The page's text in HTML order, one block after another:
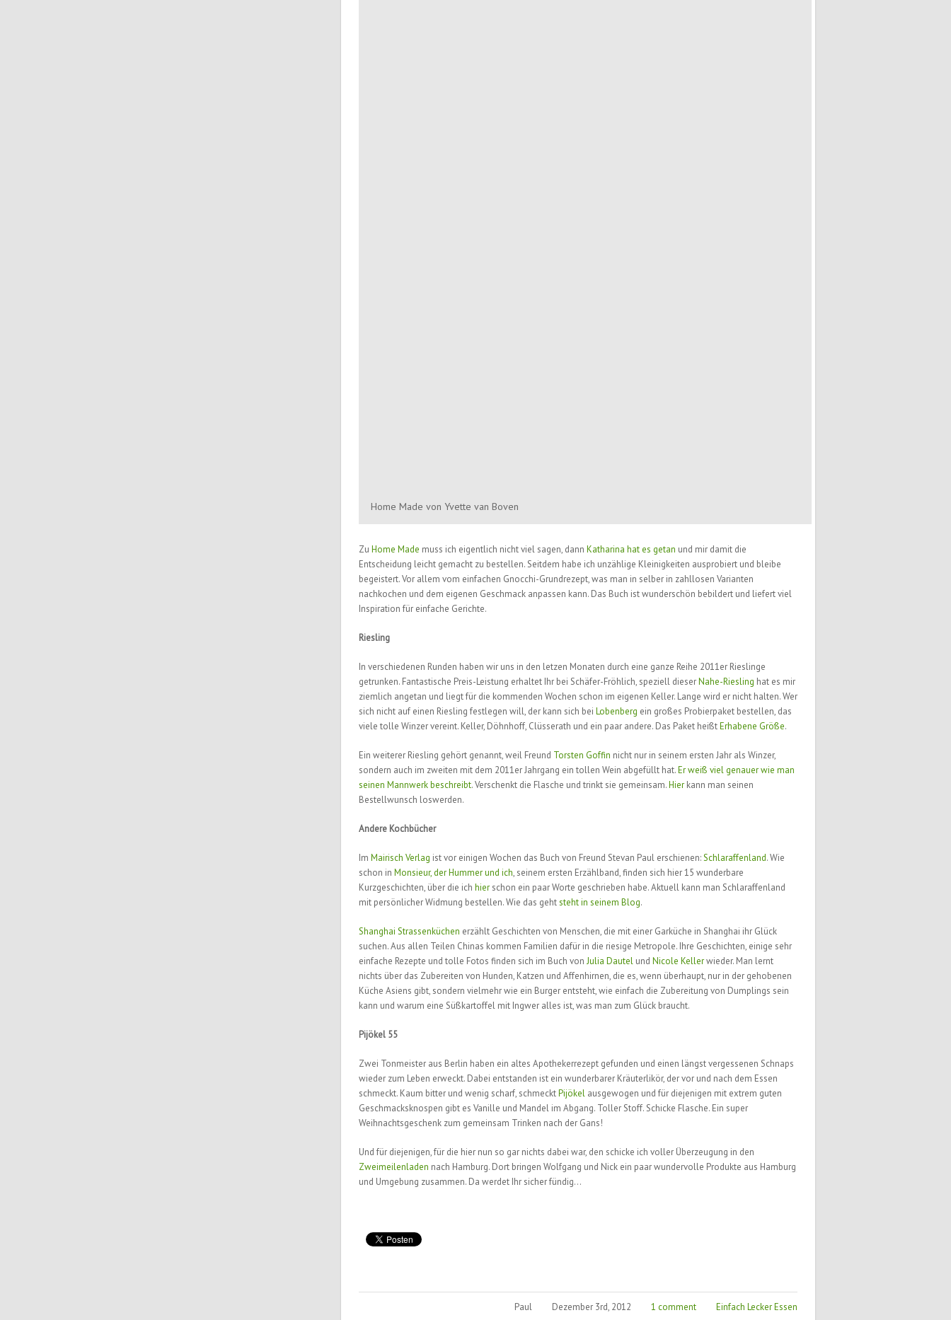
Home Made von Yvette van Boven
Zu Home Made muss ich eigentlich nicht viel sagen, dann Katharina hat es getan und mir damit die
Entscheidung leicht gemacht zu bestellen. Seitdem habe ich unzählige Kleinigkeiten ausprobiert und bleibe
begeistert. Vor allem vom einfachen Gnocchi-Grundrezept, was man in selber in zahllosen Varianten
nachkochen und dem eigenen Geschmack anpassen kann. Das Buch ist wunderschön bebildert und liefert viel
Inspiration für einfache Gerichte.
Riesling
In verschiedenen Runden haben wir uns in den letzen Monaten durch eine ganze Reihe 2011er Rieslinge
getrunken. Fantastische Preis-Leistung erhaltet Ihr bei Schäfer-Fröhlich, speziell dieserNahe-Riesling hat es mir
ziemlich angetan und liegt für die kommenden Wochen schon im eigenen Keller. Lange wird er nicht halten. Wer
sich nicht auf einen Riesling festlegen will, der kann sich bei Lobenberg ein großes Probierpaket bestellen, das
viele tolle Winzer vereint. Keller, Döhnhoff, Clüsserath und ein paar andere. Das Paket heißtErhabene Größe.
Ein weiterer Riesling gehört genannt, weil Freund Torsten Goffin nicht nur in seinem ersten Jahr als Winzer,
sondern auch im zweiten mit dem 2011er Jahrgang ein tollen Wein abgefüllt hat.Er weiß viel genauer wie man
seinen Mannwerk beschreibt. Verschenkt die Flasche und trinkt sie gemeinsam.Hier kann man seinen
Bestellwunsch loswerden.
Andere Kochbücher
Im Mairisch Verlag ist vor einigen Wochen das Buch von Freund Stevan Paul erschienen:Schlaraffenland. Wie
schon in Monsieur, der Hummer und ich, seinem ersten Erzählband, finden sich hier 15 wunderbare
Kurzgeschichten, über die ich hierschon ein paar Worte geschrieben habe. Aktuell kann man Schlaraffenland
mit persönlicher Widmung bestellen. Wie das gehtsteht in seinem Blog.
Shanghai Strassenküchen erzählt Geschichten von Menschen, die mit einer Garküche in Shanghai ihr Glück
suchen. Aus allen Teilen Chinas kommen Familien dafür in die riesige Metropole. Ihre Geschichten, einige sehr
einfache Rezepte und tolle Fotos finden sich im Buch von Julia Dautel und Nicole Kellerwieder. Man lernt
nichts über das Zubereiten von Hunden, Katzen und Affenhirnen, die es, wenn überhaupt, nur in der gehobenen
Küche Asiens gibt, sondern vielmehr wie ein Burger entsteht, wie einfach die Zubereitung von Dumplings sein
kann und warum eine Süßkartoffel mit Ingwer alles ist, was man zum Glück braucht.
Pijökel 55
Zwei Tonmeister aus Berlin haben ein altes Apothekerrezept gefunden und einen längst vergessenen Schnaps
wieder zum Leben erweckt. Dabei entstanden ist ein wunderbarer Kräuterlikör, der vor und nach dem Essen
schmeckt. Kaum bitter und wenig scharf, schmecktPijökel ausgewogen und für diejenigen mit extrem guten
Geschmacksknospen gibt es Vanille und Mandel im Abgang. Toller Stoff. Schicke Flasche. Ein super
Weihnachtsgeschenk zum gemeinsam Trinken nach der Gans!
Und für diejenigen, für die hier nun so gar nichts dabei war, den schicke ich voller Überzeugung in den
Zweimeilenladen nach Hamburg. Dort bringen Wolfgang und Nick ein paar wundervolle Produkte aus Hamburg
und Umgebung zusammen. Da werdet Ihr sicher fündig…
Paul Dezember 3rd, 2012 1 comment Einfach Lecker Essen